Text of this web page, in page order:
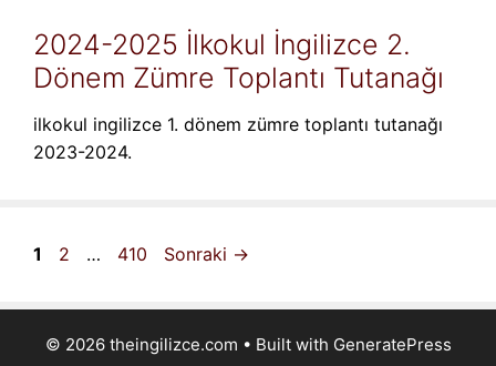
2024-2025 İlkokul İngilizce 2.
Dönem Zümre Toplantı Tutanağı
ilkokul ingilizce 1. dönem zümre toplantı tutanağı
2023-2024.
Sayfa
1 Sayfa
2 … Sayfa
410 Sonraki →
© 2026 theingilizce.com • Built with GeneratePress